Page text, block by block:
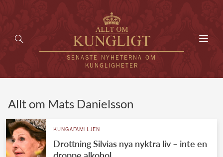
SENASTE NYHETERNA OM
KUNGLIGHETER
UTLÄNDSKT
Allt om Mats Danielsson
KUNGAFAMILJEN
Drottning Silvias nya nyktra liv – inte en